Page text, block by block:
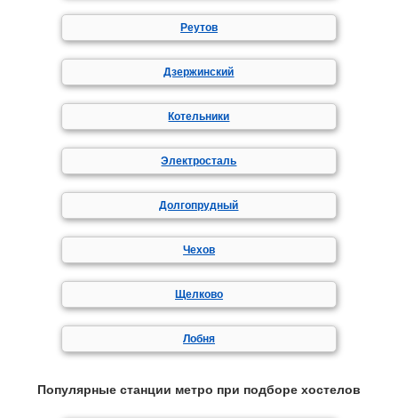
Реутов
Дзержинский
Котельники
Электросталь
Долгопрудный
Чехов
Щелково
Лобня
Популярные станции метро при подборе хостелов